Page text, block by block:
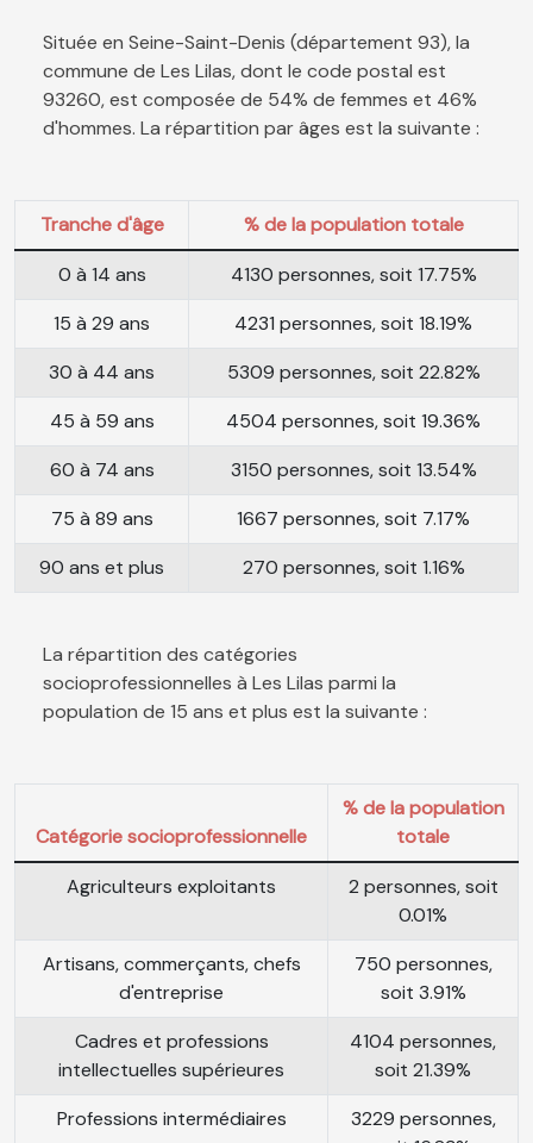
Située en Seine-Saint-Denis (département 93), la
commune de Les Lilas, dont le code postal est
93260, est composée de 54% de femmes et 46%
d'hommes. La répartition par âges est la suivante :
Tranche d'âge
% de la population totale
0 à 14 ans
4130 personnes, soit 17.75%
15 à 29 ans
4231 personnes, soit 18.19%
30 à 44 ans
5309 personnes, soit 22.82%
45 à 59 ans
4504 personnes, soit 19.36%
60 à 74 ans
3150 personnes, soit 13.54%
75 à 89 ans
1667 personnes, soit 7.17%
90 ans et plus
270 personnes, soit 1.16%
La répartition des catégories
socioprofessionnelles à Les Lilas parmi la
population de 15 ans et plus est la suivante :
Catégorie socioprofessionnelle
% de la population
totale
Agriculteurs exploitants
2 personnes, soit
0.01%
Artisans, commerçants, chefs
d'entreprise
750 personnes,
soit 3.91%
Cadres et professions
intellectuelles supérieures
4104 personnes,
soit 21.39%
Professions intermédiaires
3229 personnes,